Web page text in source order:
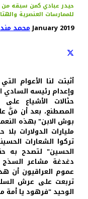
حيدر عبادي كمن سبقه من
للممارسات العنصرية
محمد04 January 2019
أثبتت لنا الأعوام
وإعدام رئيسه السادي
حثالات الأشياع
المصطنع، بعد أن مَنَّ
بوش الابن" بهذه
مليارات الدولارات
تركوا الشعارات
الحسين" لتصدح به
دغدغة مشاعر
عموم العراقيون أن
تربعت على عرش
الوحيد "فرهود يا أمة